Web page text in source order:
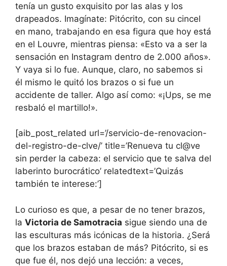
tenía un gusto exquisito por las alas y los
drapeados. Imagínate: Pitócrito, con su cincel
en mano, trabajando en esa figura que hoy está
en el Louvre, mientras piensa: «Esto va a ser la
sensación en Instagram dentro de 2.000 años».
Y vaya si lo fue. Aunque, claro, no sabemos si
él mismo le quitó los brazos o si fue un
accidente de taller. Algo así como: «¡Ups, se me
resbaló el martillo!».
[aib_post_related url=’/servicio-de-renovacion-
del-registro-de-clve/’ title=’Renueva tu cl@ve
sin perder la cabeza: el servicio que te salva del
laberinto burocrático’ relatedtext=’Quizás
también te interese:’]
Lo curioso es que, a pesar de no tener brazos,
la Victoria de Samotracia sigue siendo una de
las esculturas más icónicas de la historia. ¿Será
que los brazos estaban de más? Pitócrito, si es
que fue él, nos dejó una lección: a veces,